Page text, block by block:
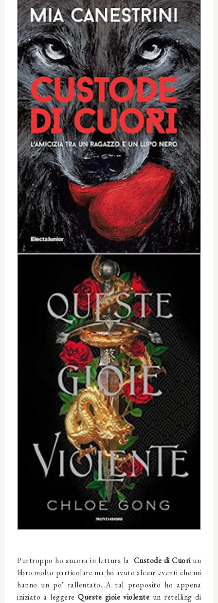
Purtroppo ho ancora in lettura la Custode di Cuori un
libro molto particolare ma ho avuto alcuni eventi che mi
hanno un po' rallentato...A tal proposito ho appena
iniziato a leggereQueste gioie violente un retelling di